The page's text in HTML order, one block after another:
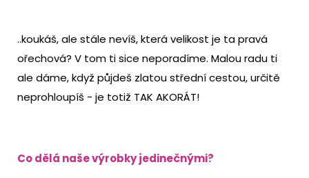
..koukáš, ale stále nevíš, která velikost je ta pravá
ořechová? V tom ti sice neporadíme. Malou radu ti
ale dáme, když půjdeš zlatou střední cestou, určitě
neprohloupíš - je totiž TAK AKORÁT!
Co dělá naše výrobky jedinečnými?